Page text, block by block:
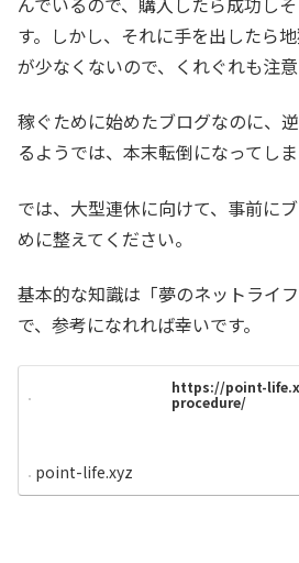
す。しかし、それに手を出したら
が少なくないので、くれぐれも注意
稼ぐために始めたブログなのに、
るようでは、本末転倒になってしま
では、大型連休に向けて、事前に
めに整えてください。
基本的な知識は「夢のネットライ
で、参考になれれば幸いです。
https://point-
procedure/
point-life.xyz